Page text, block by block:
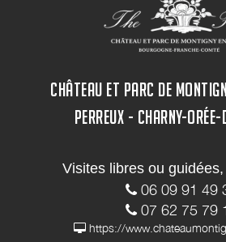
CHÂTEAU ET PARC DE
PERREUX - CHARNY-
Visites libres ou
06 09 91 49
07 62 75 79
https://